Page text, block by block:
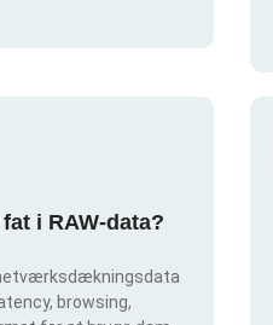
i RAW-data?
browsing,